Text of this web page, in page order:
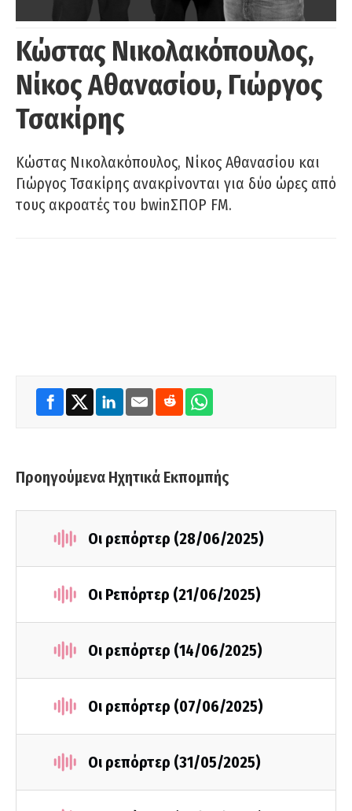
Κώστας Νικολακόπουλος,
Νίκος Αθανασίου, Γιώργος
Τσακίρης
Κώστας Νικολακόπουλος, Νίκος Αθανασίου και
Γιώργος Τσακίρης ανακρίνονται για δύο ώρες από
τους ακροατές του bwinΣΠΟΡ FM.
Προηγούμενα Ηχητικά Εκπομπής
Οι ρεπόρτερ (28/06/2025)
Οι Ρεπόρτερ (21/06/2025)
Οι ρεπόρτερ (14/06/2025)
Οι ρεπόρτερ (07/06/2025)
Οι ρεπόρτερ (31/05/2025)